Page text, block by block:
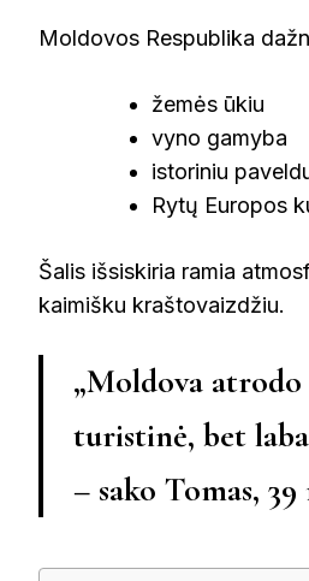
Moldovos Respublika
žemės ūkiu
vyno gamyba
istoriniu
Rytų Europos
Šalis išsiskiria ramia
kaimišku kraštovaizdžiu.
„Moldova atrodo
turistinė, bet
– sako Tomas, 39